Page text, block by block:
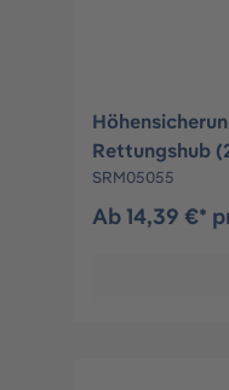
Rettungshub
SRM05055
Ab 14,39 €*